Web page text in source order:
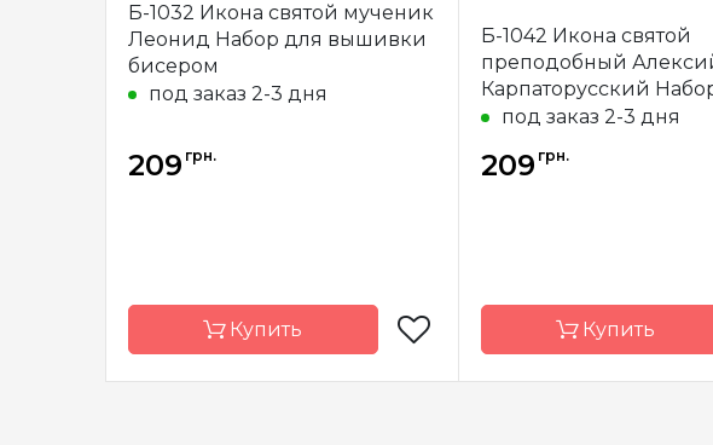
Б-1032 Икона святой мученик
Леонид Набор для вышивки
бисером
под заказ 2-3 дня
209 грн.
Купить
Б-1042 Икона святой
преподобный
Карпаторусский
вышивки бисером
под заказ 2-3 дня
209 грн.
Купить